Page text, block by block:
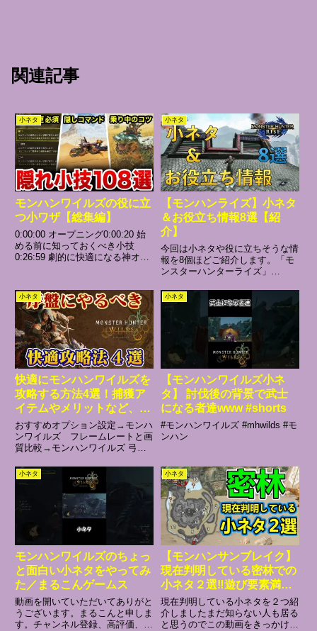
関連記事
小ネタ
モンハンワイルズの役に立
つ小ワザ【総集編】
0:00:00 オープニング0:00:20 始
める前に知っておくべき小技
0:26:59 劇的に快適になる神オプ
つ小技#モンハン #モンスターハ
ンター
小ネタ
【モンハンライズ】小ネタ
＆お役立ち情報8選【紹
介】
今回は小ネタや役に立ちそうな情
報を8個ほどご紹介します。「モ
ンスターハンターライズ」
RIGHTS RESERVED.#モンハン
ライズ#モンスターハンターライ
ズ#MonsterHunterRISE#...
小ネタ
快適にモンハンワイルズを
攻略する方法4選！捕獲ア
イテムやメリットなど、序
盤から意識する事で終盤も
楽に【モンスターハンター
ワイルズ】
おすすめオプション設定→モンハ
ンワイルズ フレームレートと画
質比較→モンハンワイルズ 弓の
レイ映像＆弓の新要素解説→モン
ハンワイルズ先行プレイ追加情報
→『モンハンワイルズ非公開映
像』まとめ→モンハン実況10年
小ネタ
【モンハンワイルズ小ネ
タ】 討伐後の背景で武士
になる者達www #shorts
#モンハンワイルズ #mhwilds #モ
ンハン
小ネタ
モンハンワイルズのちょっ
と面白い小ネタをやってみ
た／まるこんゲームス
動画を開いていただいてありがと
うございます。まるこんと申しま
す。チャンネル登録、高評価、コ
小ネタ
【モンハンサンブレイク】
現在判明している密林での
小ネタ２選‼遊び要素満
載？！【モンハンライズ】
現在判明している小ネタを２つ紹
介しましたまだ知らない人も居る
と思うのでこの動画をきっかけに